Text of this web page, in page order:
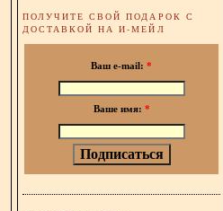
ПОЛУЧИТЕ СВОЙ ПОДАРОК С
ДОСТАВКОЙ НА И-МЕЙЛ
Ваш e-mail: *
Ваше имя: *